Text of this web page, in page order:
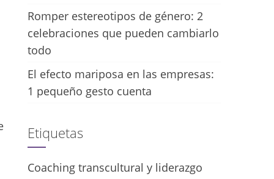
Romper estereotipos de género: 2
celebraciones que pueden cambiarlo
todo
El efecto mariposa en las empresas:
1 pequeño gesto cuenta
Etiquetas
Coaching transcultural y liderazgo